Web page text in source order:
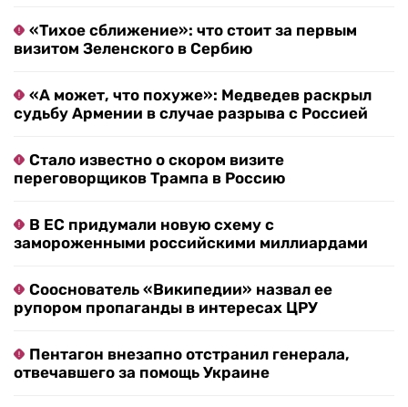
«Тихое сближение»: что стоит за первым
визитом Зеленского в Сербию
«А может, что похуже»: Медведев раскрыл
судьбу Армении в случае разрыва с Россией
Стало известно о скором визите
переговорщиков Трампа в Россию
В ЕС придумали новую схему с
замороженными российскими миллиардами
Сооснователь «Википедии» назвал ее
рупором пропаганды в интересах ЦРУ
Пентагон внезапно отстранил генерала,
отвечавшего за помощь Украине